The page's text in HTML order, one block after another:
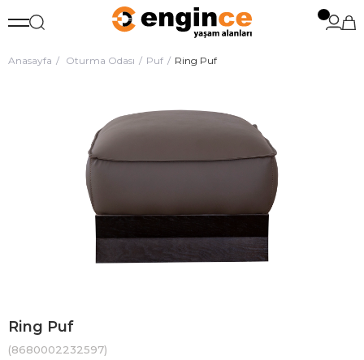
Anasayfa Oturma Odası Puf Ring Puf
Ring Puf
(8680002232597)